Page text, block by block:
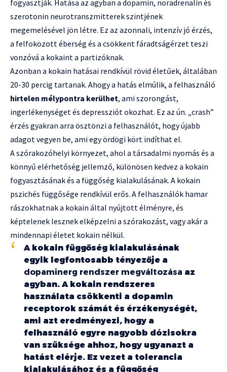
fogyasztják. Hatása az agyban a dopamin, noradrenalin és
szerotonin neurotranszmitterek szintjének
megemelésével jön létre. Ez az azonnali, intenzív jó érzés,
a felfokozott éberség és a csökkent fáradtságérzet teszi
vonzóvá a kokaint a partizóknak.
Azonban a kokain hatásai rendkívül rövid életűek, általában
20-30 percig tartanak. Ahogy a hatás elmúlik, a felhasználó
hirtelen mélypontra kerülhet, ami szorongást,
ingerlékenységet és depressziót okozhat. Ez az ún. „crash”
érzés gyakran arra ösztönzi a felhasználót, hogy újabb
adagot vegyen be, ami egy ördögi kört indíthat el.
A szórakozóhelyi környezet, ahol a társadalmi nyomás és a
könnyű elérhetőség jellemző, különösen kedvez a kokain
fogyasztásának és a függőség kialakulásának. A kokain
pszichés függősége rendkívül erős. A felhasználók hamar
rászokhatnak a kokain által nyújtott élményre, és
képtelenek lesznek elképzelni a szórakozást, vagy akár a
mindennapi életet kokain nélkül.
A kokain függőség kialakulásának
egyik legfontosabb tényezője a
dopaminerg rendszer megváltozása az
agyban. A kokain rendszeres
használata csökkenti a dopamin
receptorok számát és érzékenységét,
ami azt eredményezi, hogy a
felhasználó egyre nagyobb dózisokra
van szüksége ahhoz, hogy ugyanazt a
hatást elérje. Ez vezet a tolerancia
kialakulásához és a függőség